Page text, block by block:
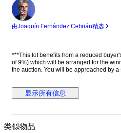
专
家
由Joaquín Fernández Cebrián精选
***This lot benefits from a reduced
of 9%) which will be arranged for the
the auction. You will be approached by
(cuerda), Tourbillon. Calibre CO.022. 22
21600 A/h Caja: Titanio con tratamiento
Con logo. Sujeta con 6 tornillos. Titanio
cocodrilo auténtica. Cierre: Acero
显示所有信息
类似物品